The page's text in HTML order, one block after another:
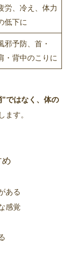
労、冷え、体力
低下に
邪予防、首・
・背中のこりに
ではなく、体の
ます。
ある
感覚